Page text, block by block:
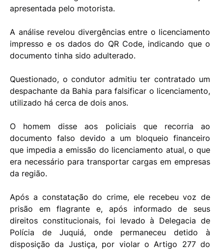
apresentada pelo motorista.
A análise revelou divergências entre o licenciamento
impresso e os dados do QR Code, indicando que o
documento tinha sido adulterado.
Questionado, o condutor admitiu ter contratado um
despachante da Bahia para falsificar o licenciamento,
utilizado há cerca de dois anos.
O homem disse aos policiais que recorria ao
documento falso devido a um bloqueio financeiro
que impedia a emissão do licenciamento atual, o que
era necessário para transportar cargas em empresas
da região.
Após a constatação do crime, ele recebeu voz de
prisão em flagrante e, após informado de seus
direitos constitucionais, foi levado à Delegacia de
Polícia de Juquiá, onde permaneceu detido à
disposição da Justiça, por violar o Artigo 277 do